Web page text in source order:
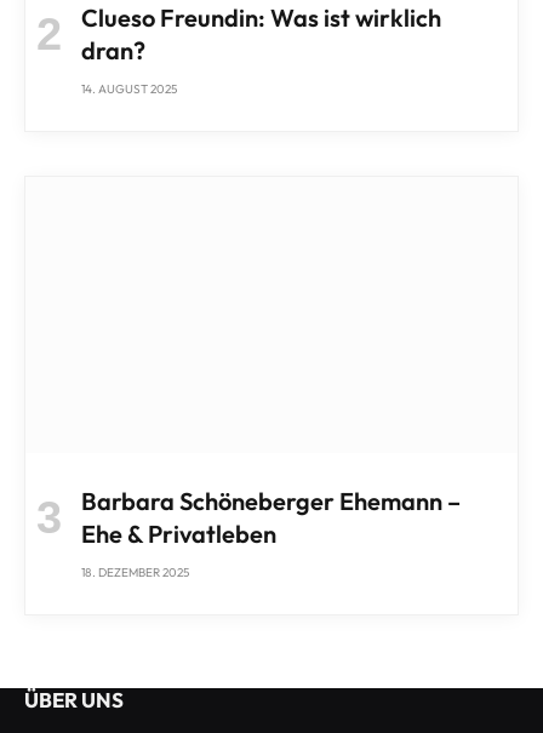
Clueso Freundin: Was ist wirklich
dran?
14. AUGUST 2025
Barbara Schöneberger Ehemann –
Ehe & Privatleben
18. DEZEMBER 2025
ÜBER UNS